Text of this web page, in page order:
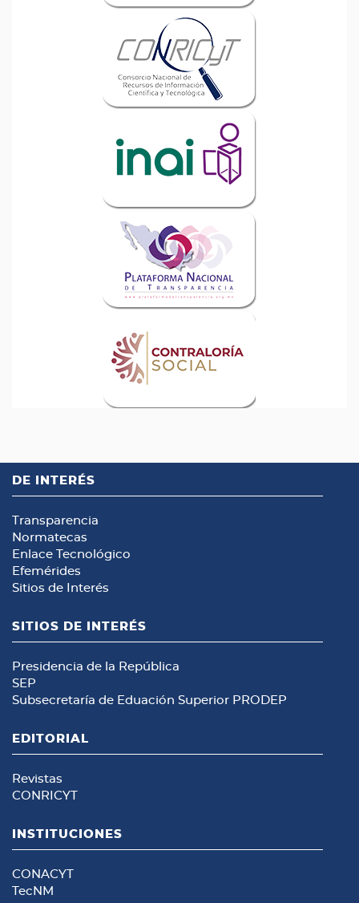
DE INTERÉS
Transparencia
Normatecas
Enlace Tecnológico
Efemérides
Sitios de Interés
SITIOS DE INTERÉS
Presidencia de la República
SEP
Subsecretaría de Eduación Superior PRODEP
EDITORIAL
Revistas
CONRICYT
INSTITUCIONES
CONACYT
TecNM